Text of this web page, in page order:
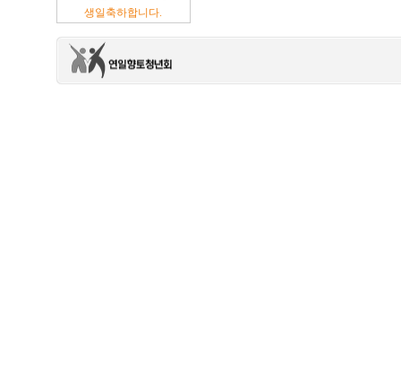
정충교 님
17 일
생일축하합니다.